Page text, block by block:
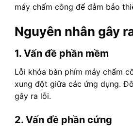
máy chấm công để đảm bảo
Nguyên nhân gây
1. Vấn đề phần mềm
Lỗi khóa bàn phím máy chấm
xung đột giữa các ứng dụng.
gây ra lỗi.
2. Vấn đề phần cứng